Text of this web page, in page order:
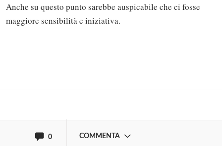
Anche su questo punto sarebbe auspicabile che ci fosse
maggiore sensibilità e iniziativa.
0 COMMENTA
Solo gli utenti registrati possono